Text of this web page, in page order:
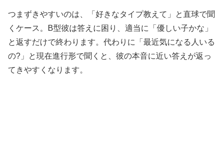
つまずきやすいのは、「好きなタイプ教えて」と直球で聞
くケース。B型彼は答えに困り、適当に「優しい子かな」
と返すだけで終わります。代わりに「最近気になる人いる
の?」と現在進行形で聞くと、彼の本音に近い答えが返っ
てきやすくなります。